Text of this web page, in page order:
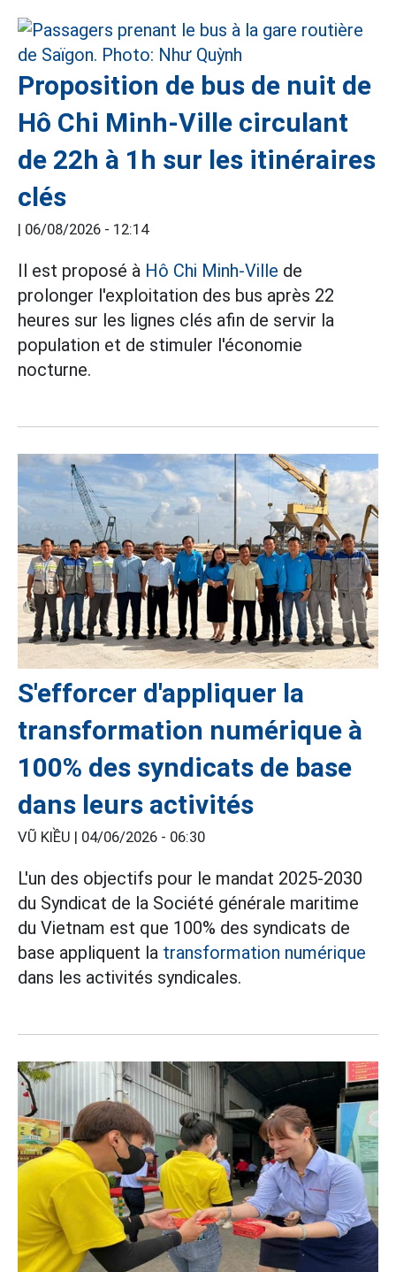
Proposition de bus de nuit de
Hô Chi Minh-Ville circulant
de 22h à 1h sur les itinéraires
clés
| 06/08/2026 - 12:14
Il est proposé à Hô Chi Minh-Ville de
prolonger l'exploitation des bus après 22
heures sur les lignes clés afin de servir la
population et de stimuler l'économie
nocturne.
S'efforcer d'appliquer la
transformation numérique à
100% des syndicats de base
dans leurs activités
VŨ KIỀU | 04/06/2026 - 06:30
L'un des objectifs pour le mandat 2025-2030
du Syndicat de la Société générale maritime
du Vietnam est que 100% des syndicats de
base appliquent la transformation numérique
dans les activités syndicales.